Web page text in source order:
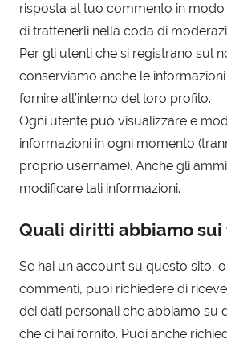
risposta al tuo commento in
di trattenerli nella coda di
Per gli utenti che si registrano sul
conserviamo anche le
fornire all’interno del loro profilo.
Ogni utente può visualizzare e
informazioni in ogni momento
proprio username). Anche gli
modificare tali informazioni.
Quali diritti abbiamo sui
Se hai un account su questo sito,
commenti, puoi richiedere di
dei dati personali che abbiamo su
che ci hai fornito. Puoi anche